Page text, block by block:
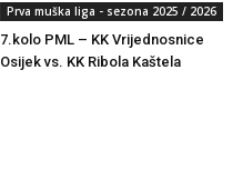
Prva muška liga - sezona 2025 / 2026
7.kolo PML – KK Vrijednosnice
Osijek vs. KK Ribola Kaštela